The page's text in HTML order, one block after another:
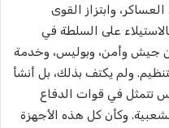
وابتزاز القوى
على السلطة في
من جيش وأمن، وبوليس، وخدمة
ولم يكتف بذلك، بل أنشأ
تتمثل في قوات الدفاع
وكأن كل هذه الأجهزة